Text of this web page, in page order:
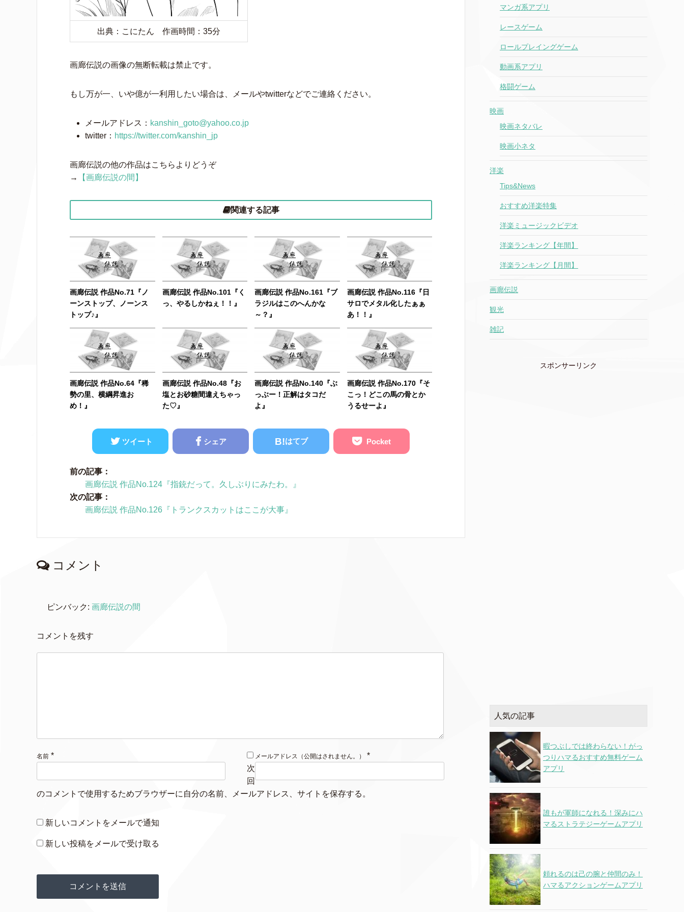
出典：こにたん 作画時間：35分
画廊伝説の画像の無断転載は禁止です。
もし万が一、いや億が一利用したい場合は、メールやtwitterなどでご連絡ください。
メールアドレス： kanshin_goto@yahoo.co.jp
twitter： https://twitter.com/kanshin_jp
画廊伝説の他の作品はこちらよりどうぞ
→
【画廊伝説の間】
関連する記事
画廊伝説 作品No.71『ノ
ーンストップ、ノーンス
トップ♪』
画廊伝説 作品No.101『く
っ、やるしかねぇ！！』
画廊伝説 作品No.161『ブ
ラジルはこのへんかな
～？』
画廊伝説 作品No.116『日
サロでメタル化したぁぁ
あ！！』
画廊伝説 作品No.64『稀
勢の里、横綱昇進お
め！』
画廊伝説 作品No.48『お
塩とお砂糖間違えちゃっ
た♡』
画廊伝説 作品No.140『ぶ
っぶー！正解はタコだ
よ』
画廊伝説 作品No.170『そ
こっ！どこの馬の骨とか
うるせーよ』
ツイート シェア B!はてブ Pocket
前の記事：
画廊伝説 作品No.124『指銃だって。久しぶりにみたわ。』
次の記事：
画廊伝説 作品No.126『トランクスカットはここが大事』
コメント
ピンバック: 画廊伝説の間
コメントを残す
名前 * メールアドレス（公開はされません。）
*
次
回
のコメントで使用するためブラウザーに自分の名前、メールアドレス、サイトを保存する。
新しいコメントをメールで通知
新しい投稿をメールで受け取る
マンガ系アプリ
レースゲーム
ロールプレイングゲーム
動画系アプリ
格闘ゲーム
映画
映画ネタバレ
映画小ネタ
洋楽
Tips&News
おすすめ洋楽特集
洋楽ミュージックビデオ
洋楽ランキング【年間】
洋楽ランキング【月間】
画廊伝説
観光
雑記
スポンサーリンク
人気の記事
暇つぶしでは終わらない！がっ
つりハマるおすすめ無料ゲーム
アプリ
誰もが軍師になれる！深みにハ
マるストラテジーゲームアプリ
頼れるのは己の腕と仲間のみ！
ハマるアクションゲームアプリ